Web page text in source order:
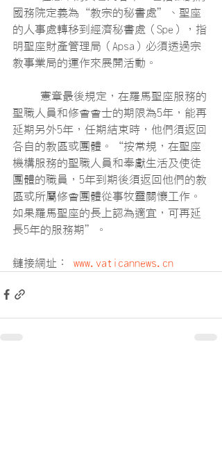
國務院定義為“教宗的秘書處”、聖座
的人事處轉移到經濟秘書處（Spe），指
明聖座財產管理局（Apsa）必須透過宗
教事業局的運作來展開活動。
聖職人員和修會會士的期限為5年，能再
延期另外5年，任期結束時，他們須返回
各自的教區或團體。“按常規，在聖座
機構服務的聖職人員和奉獻生活及使徒
團體的職員，5年到期後須返回他們的教
區或所屬修會團體從事牧靈關懷工作。
如果羅馬聖座的長上認為適宜，可再延
長5年的服務期”。
鏈接網址： www.vaticannews.cn